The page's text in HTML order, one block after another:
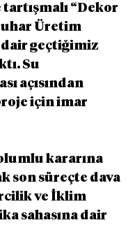
“Dekor
Üretim
dair geçtiğimiz
Su
açısından
için imar
kararına
son süreçte dava
ve İklim
sahasına dair